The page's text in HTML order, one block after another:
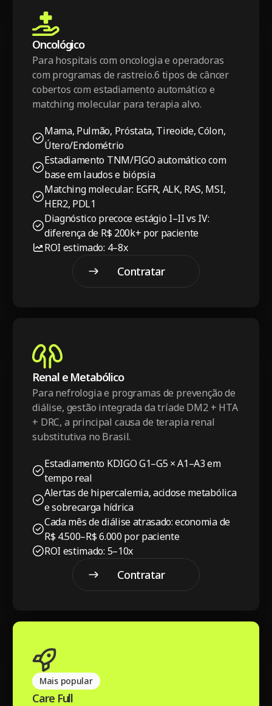
Oncológico
Para hospitais com oncologia e operadoras
com programas de rastreio.6 tipos de câncer
cobertos com estadiamento automático e
matching molecular para terapia alvo.
Mama, Pulmão, Próstata, Tireoide, Cólon,
Útero/Endométrio
Estadiamento TNM/FIGO automático com
base em laudos e biópsia
Matching molecular: EGFR, ALK, RAS, MSI,
HER2, PDL1
Diagnóstico precoce estágio I–II vs IV:
diferença de R$ 200k+ por paciente
ROI estimado: 4–8x
Contratar
pacote
Renal e Metabólico
Para nefrologia e programas de prevenção de
diálise, gestão integrada da tríade DM2 + HTA
+ DRC, a principal causa de terapia renal
substitutiva no Brasil.
Estadiamento KDIGO G1–G5 × A1–A3 em
tempo real
Alertas de hipercalemia, acidose metabólica
e sobrecarga hídrica
Cada mês de diálise atrasado: economia de
R$ 4.500–R$ 6.000 por paciente
ROI estimado: 5–10x
Contratar
pacote
Mais popular
Care Full